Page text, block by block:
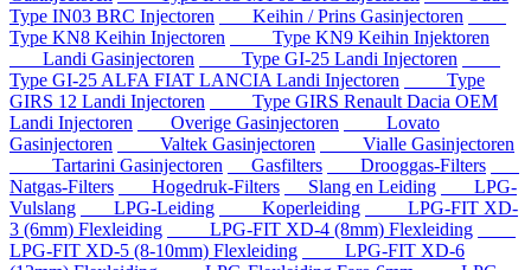
Type IN03 BRC Injectoren
Keihin / Prins Gasinjectoren
Type KN8 Keihin Injectoren
Type KN9 Keihin Injektoren
Landi Gasinjectoren
Type GI-25 Landi Injectoren
Type GI-25 ALFA FIAT LANCIA Landi Injectoren
Type
GIRS 12 Landi Injectoren
Type GIRS Renault Dacia OEM
Landi Injectoren
Overige Gasinjectoren
Lovato
Gasinjectoren
Valtek Gasinjectoren
Vialle Gasinjectoren
Tartarini Gasinjectoren
Gasfilters
Drooggas-Filters
Natgas-Filters
Hogedruk-Filters Slang en Leiding
LPG-
Vulslang
LPG-Leiding Koperleiding
LPG-FIT XD-
3 (6mm) Flexleiding
LPG-FIT XD-4 (8mm) Flexleiding
LPG-FIT XD-5 (8-10mm) Flexleiding
LPG-FIT XD-6